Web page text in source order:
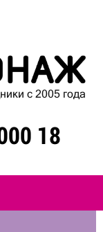
с 2005 года
18